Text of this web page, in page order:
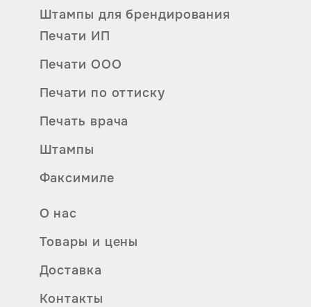
Печати ИП
Печати ООО
Печати по оттиску
Печать врача
Факсимиле
Штампы
Штампы для брендирования
О нас
Товары и цены
Доставка
Контакты